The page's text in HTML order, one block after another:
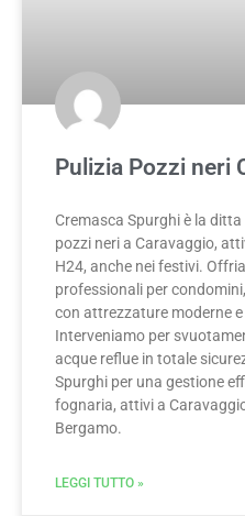
Pulizia Pozzi neri
Cremasca Spurghi è la
pozzi neri a Caravaggio,
H24, anche nei festivi.
professionali per
con attrezzature moderne
Interveniamo per
acque reflue in totale
Spurghi per una gestione
fognaria, attivi a
Bergamo.
LEGGI TUTTO »